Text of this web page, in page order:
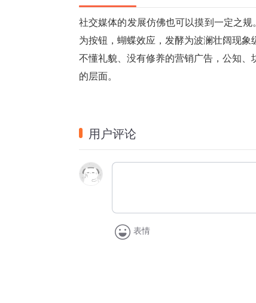
社交媒体的发展仿佛也可以摸到一定之
为按钮，蝴蝶效应，发酵为波澜壮阔现
不懂礼貌、没有修养的营销广告，公知
的层面。
用户评论
表情